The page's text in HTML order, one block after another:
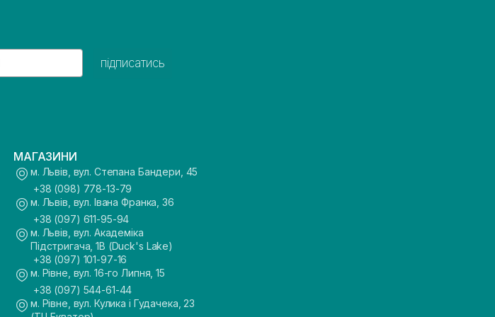
підписатись
МАГАЗИНИ
м. Львів, вул. Степана Бандери, 45
+38 (098) 778-13-79
м. Львів, вул. Івана Франка, 36
+38 (097) 611-95-94
м. Львів, вул. Академіка
Підстригача, 1В (Duck's Lake)
+38 (097) 101-97-16
м. Рівне, вул. 16-го Липня, 15
+38 (097) 544-61-44
м. Рівне, вул. Кулика і Гудачека, 23